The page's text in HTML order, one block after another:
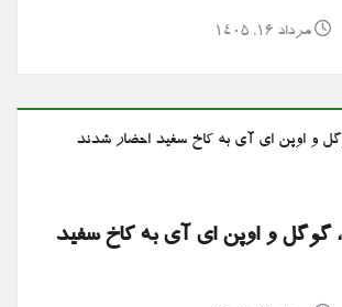
مرداد ۱۶, ۱۴۰۵
گوگل و اوپن ای آی به کاخ سفید